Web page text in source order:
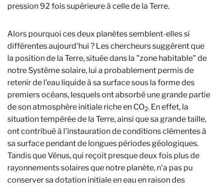
pression 92 fois supérieure à celle de la Terre.
Alors pourquoi ces deux planètes semblent-elles si
différentes aujourd'hui ? Les chercheurs suggèrent que
la position de la Terre, située dans la "zone habitable" de
notre Système solaire, lui a probablement permis de
retenir de l'eau liquide à sa surface sous la forme des
premiers océans, lesquels ont absorbé une grande partie
de son atmosphère initiale riche en CO2. En effet, la
situation tempérée de la Terre, ainsi que sa grande taille,
ont contribué à l'instauration de conditions clémentes à
sa surface pendant de longues périodes géologiques.
Tandis que Vénus, qui reçoit presque deux fois plus de
rayonnements solaires que notre planète, n'a pas pu
conserver sa dotation initiale en eau en raison des